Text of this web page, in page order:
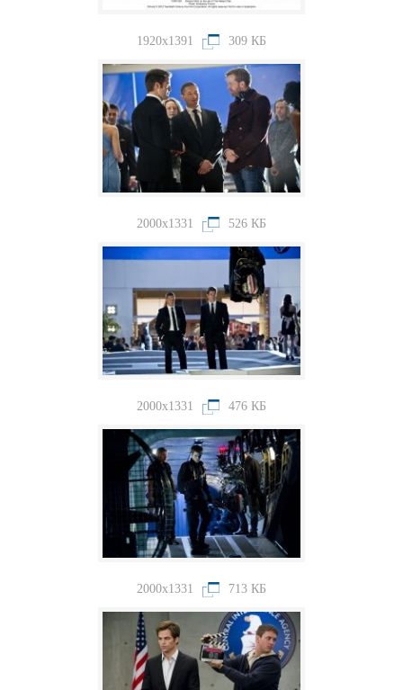
1920x1391 309 КБ
2000x1331 526 КБ
2000x1331 476 КБ
2000x1331 713 КБ